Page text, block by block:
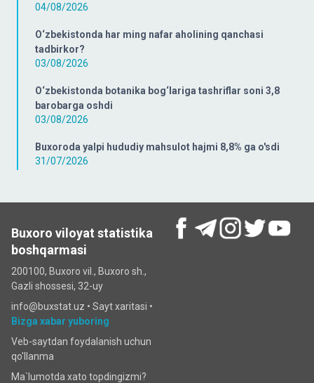
04/08/2026
O‘zbekistonda har ming nafar aholining qanchasi
tadbirkor?
03/08/2026
O‘zbekistonda botanika bog‘lariga tashriflar soni 3,8
barobarga oshdi
03/08/2026
Buxoroda yalpi hududiy mahsulot hajmi 8,8% ga o'sdi
31/07/2026
Buxoro viloyat statistika
boshqarmasi
200100, Buxoro vil., Buxoro sh.,
Gazli shossesi, 32-uy
info@buxstat.uz • Sayt xaritasi •
Bizga xabar yuboring
Veb-saytdan foydalanish uchun
qo'llanma
Ma`lumotda xato topdingizmi?